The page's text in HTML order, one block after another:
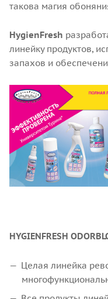
такова магия
HygienFresh
линейку продуктов,
запахов и
HYGIENFRESH
Целая линейка